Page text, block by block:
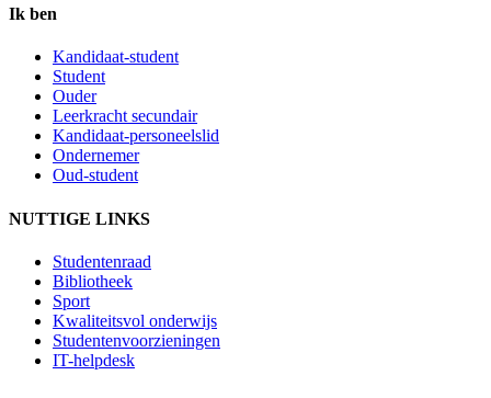
Ik ben
Kandidaat-student
Student
Ouder
Leerkracht secundair
Kandidaat-personeelslid
Ondernemer
Oud-student
NUTTIGE LINKS
Studentenraad
Bibliotheek
Sport
Kwaliteitsvol onderwijs
Studentenvoorzieningen
IT-helpdesk